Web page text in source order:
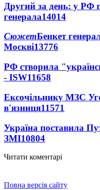
Другий за день: у РФ
генерала14014
СюжетБенкет
Москві13776
РФ створила
- ISW11658
Ексочільнику МЗС
в'язниця11571
Україна поставила
ЗМІ10804
Читати коментарі
Повна версія сайту